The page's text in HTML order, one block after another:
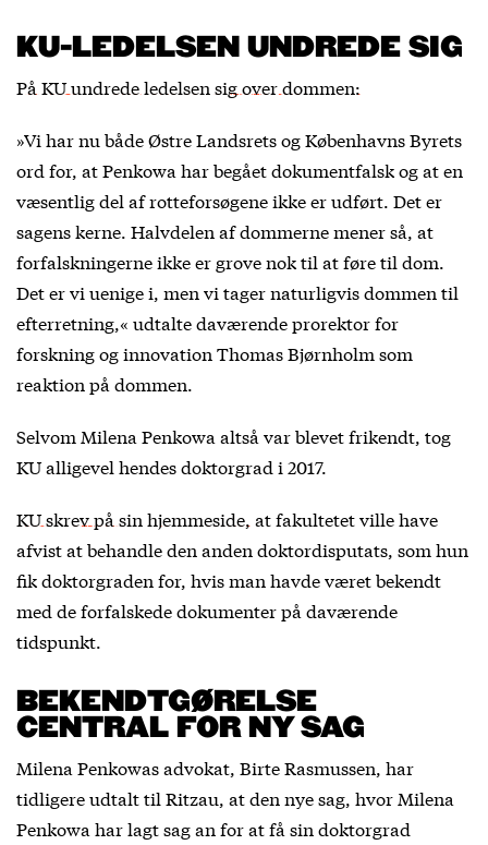
KU-LEDELSEN UNDREDE SIG
På KU undrede ledelsen sig over dommen:
»Vi har nu både Østre Landsrets og Københavns Byrets
ord for, at Penkowa har begået dokumentfalsk og at en
væsentlig del af rotteforsøgene ikke er udført. Det er
sagens kerne. Halvdelen af dommerne mener så, at
forfalskningerne ikke er grove nok til at føre til dom.
Det er vi uenige i, men vi tager naturligvis dommen til
efterretning,« udtalte daværende prorektor for
forskning og innovation Thomas Bjørnholm som
reaktion på dommen.
Selvom Milena Penkowa altså var blevet frikendt, tog
KU alligevel hendes doktorgrad i 2017.
KU skrev på sin hjemmeside, at fakultetet ville have
afvist at behandle den anden doktordisputats, som hun
fik doktorgraden for, hvis man havde været bekendt
med de forfalskede dokumenter på daværende
tidspunkt.
BEKENDTGØRELSE
CENTRAL FOR NY SAG
Milena Penkowas advokat, Birte Rasmussen, har
tidligere udtalt til Ritzau, at den nye sag, hvor Milena
Penkowa har lagt sag an for at få sin doktorgrad